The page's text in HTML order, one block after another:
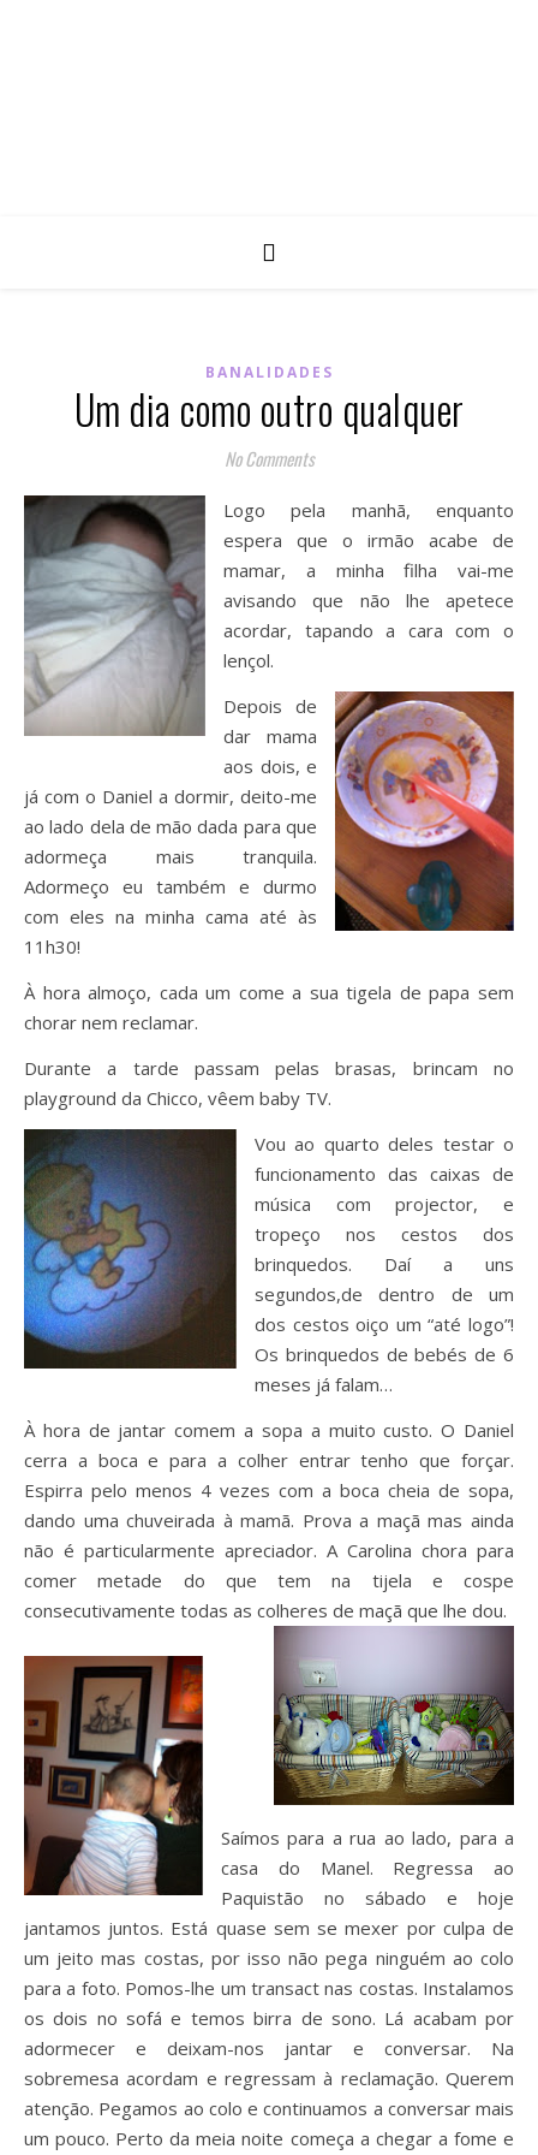
BANALIDADES
Um dia como outro qualquer
No Comments
Logo pela manhã, enquanto
espera que o irmão acabe de
mamar, a minha filha vai-me
avisando que não lhe apetece
acordar, tapando a cara com o
lençol.
Depois de
dar mama
aos dois, e
já com o Daniel a dormir, deito-me
ao lado dela de mão dada para que
adormeça mais tranquila.
Adormeço eu também e durmo
com eles na minha cama até às
11h30!
À hora almoço, cada um come a sua tigela de papa sem
chorar nem reclamar.
Durante a tarde passam pelas brasas, brincam no
playground da Chicco, vêem baby TV.
Vou ao quarto deles testar o
funcionamento das caixas de
música com projector, e
tropeço nos cestos dos
brinquedos. Daí a uns
segundos,de dentro de um
dos cestos oiço um “até logo”!
Os brinquedos de bebés de 6
meses já falam…
À hora de jantar comem a sopa a muito custo. O Daniel
cerra a boca e para a colher entrar tenho que forçar.
Espirra pelo menos 4 vezes com a boca cheia de sopa,
dando uma chuveirada à mamã. Prova a maçã mas ainda
não é particularmente apreciador. A Carolina chora para
comer metade do que tem na tijela e cospe
consecutivamente todas as colheres de maçã que lhe dou.
Saímos para a rua ao lado, para a
casa do Manel. Regressa ao
Paquistão no sábado e hoje
jantamos juntos. Está quase sem se mexer por culpa de
um jeito mas costas, por isso não pega ninguém ao colo
para a foto. Pomos-lhe um transact nas costas. Instalamos
os dois no sofá e temos birra de sono. Lá acabam por
adormecer e deixam-nos jantar e conversar. Na
sobremesa acordam e regressam à reclamação. Querem
atenção. Pegamos ao colo e continuamos a conversar mais
um pouco. Perto da meia noite começa a chegar a fome e